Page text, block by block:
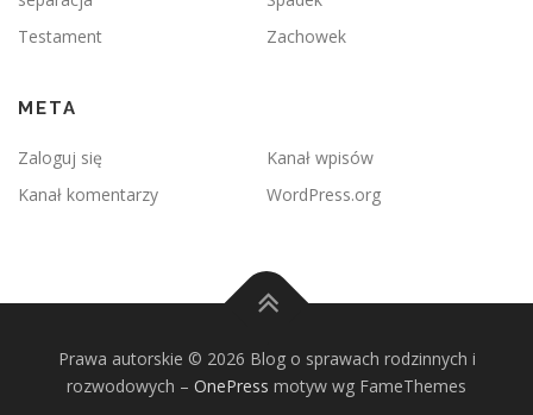
Testament
Zachowek
META
Zaloguj się
Kanał wpisów
Kanał komentarzy
WordPress.org
Prawa autorskie © 2026 Blog o sprawach rodzinnych i
rozwodowych – OnePress motyw wg FameThemes